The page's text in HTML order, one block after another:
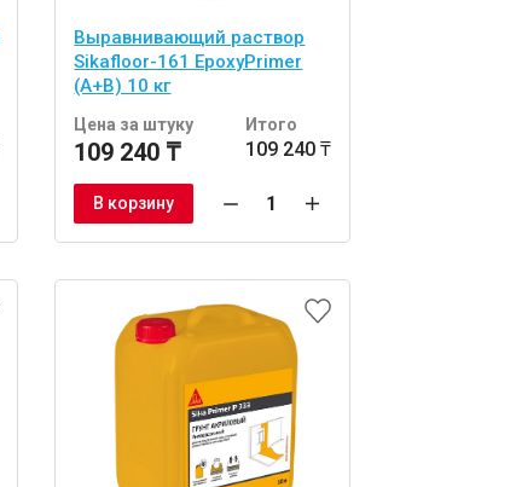
Выравнивающий раствор
Sikafloor-161 EpoxyPrimer
(А+В) 10 кг
Цена за штуку
109 240 ₸
Итого
109 240 ₸
В корзину